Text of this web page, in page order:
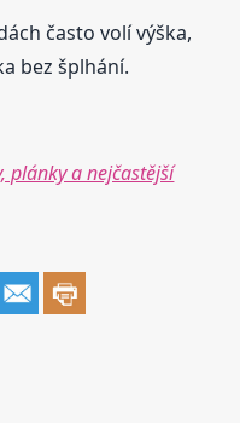
často volí výška,
bez šplhání.
plánky a nejčastější